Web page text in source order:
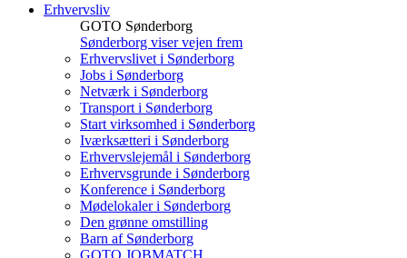
Erhvervsliv
GOTO Sønderborg
Sønderborg viser vejen frem
Erhvervslivet i Sønderborg
Jobs i Sønderborg
Netværk i Sønderborg
Transport i Sønderborg
Start virksomhed i Sønderborg
Iværksætteri i Sønderborg
Erhvervslejemål i Sønderborg
Erhvervsgrunde i Sønderborg
Konference i Sønderborg
Mødelokaler i Sønderborg
Den grønne omstilling
Barn af Sønderborg
GOTO JOBMATCH